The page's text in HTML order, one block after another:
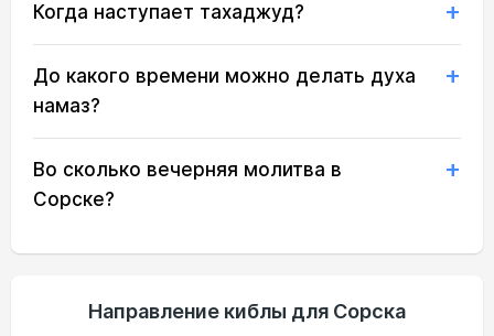
22, Сб 03:41 05:49 13:02 16:57 20:14 22:11
23, Вс 03:44 05:51 13:02 16:55 20:12 22:08
03:47 05:52
Когда наступает тахаджуд?
До какого времени можно делать духа
намаз?
Во сколько вечерняя молитва в
Сорске?
Направление киблы для Сорска